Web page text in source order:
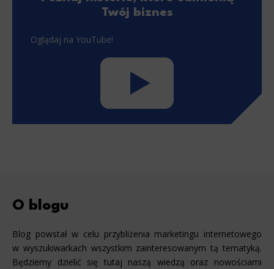
party files that, in conjunction with files installed while browsing other websites, profile the user,
Twój biznes
Oglądaj na YouTube!
O blogu
Blog powstał w celu przybliżenia marketingu internetowego
w wyszukiwarkach wszystkim zainteresowanym tą tematyką.
Będziemy dzielić się tutaj naszą wiedzą oraz nowościami